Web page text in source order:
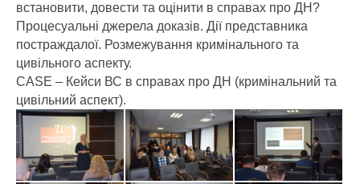
встановити, довести та оцінити в справах про ДН?
Процесуальні джерела доказів. Дії представника
постраждалої. Розмежування кримінального та
цивільного аспекту.
CASE – Кейси ВС в справах про ДН (кримінальний та
цивільний аспект).